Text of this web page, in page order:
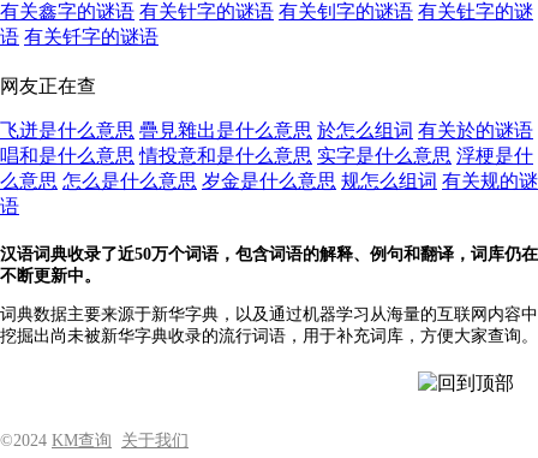
有关鑫字的谜语 有关针字的谜语 有关钊字的谜语 有关钍字的谜
语 有关钎字的谜语
网友正在查
飞迸是什么意思 疊見雜出是什么意思 於怎么组词 有关於的谜语
唱和是什么意思 情投意和是什么意思 实字是什么意思 浮梗是什
么意思 怎么是什么意思 岁金是什么意思 规怎么组词 有关规的谜
语
汉语词典收录了近50万个词语，包含词语的解释、例句和翻译，词库仍在
不断更新中。
词典数据主要来源于新华字典，以及通过机器学习从海量的互联网内容中
挖掘出尚未被新华字典收录的流行词语，用于补充词库，方便大家查询。
©2024 KM查询 关于我们